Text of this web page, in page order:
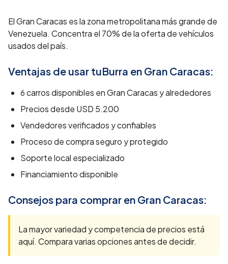
El Gran Caracas es la zona metropolitana más grande de
Venezuela. Concentra el 70% de la oferta de vehículos
usados del país.
Ventajas de usar tuBurra en Gran Caracas:
6carros disponibles enGran Caracas y alrededores
Precios desde USD 5.200
Vendedores verificados y confiables
Proceso de compra seguro y protegido
Soporte local especializado
Financiamiento disponible
Consejos para comprar en Gran Caracas:
La mayor variedad y competencia de precios está
aquí. Compara varias opciones antes de decidir.